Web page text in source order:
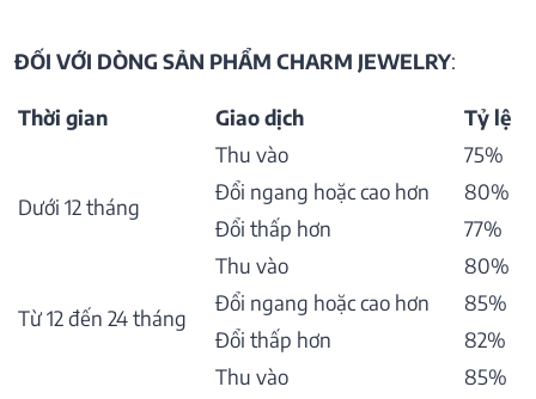
ĐỐI VỚI DÒNG SẢN PHẨM CHARM JEWELRY:
Thời gian Giao dịch Tỷ lệ
Dưới 12 tháng
Thu vào
75%
Đổi ngang hoặc cao hơn
80%
Đổi thấp hơn
77%
Từ 12 đến 24 tháng
Thu vào
80%
Đổi ngang hoặc cao hơn
85%
Đổi thấp hơn
82%
Thu vào
85%